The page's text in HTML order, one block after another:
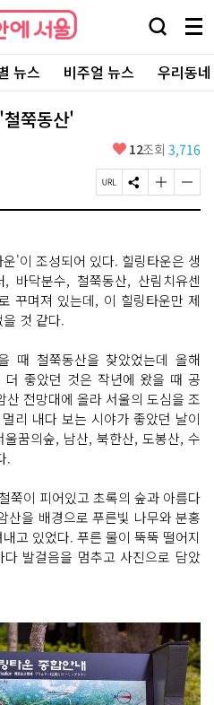
검
창
열
기
메
뉴
전
체
보
뉴스 비주얼 뉴스 우리동
쭉동산'
좋
요
12조회 3,716
페
이
R
L
복
사
S
N
유
하
기
글
자
게
변
경
하
글
자
작
게
변
경
하
'이 조성되어 있다. 힐링타운은 생
바닥분수, 철쭉동산, 산림치유센
꾸며져 있는데, 이 힐링타운만 제
것 같다.
때 철쭉동산을 찾았었는데 올해
좋았던 것은 작년에 왔을 때 공
전망대에 올라 서울의 도심을 조
리 내다 보는 시야가 좋았던 날이
꿈의숲, 남산, 북한산, 도봉산, 수
.
쭉이 피어있고 초록의 숲과 아름다
산을 배경으로 푸른빛 나무와 분홍
고 있었다. 푸른 물이 뚝뚝 떨어지
발걸음을 멈추고 사진으로 담았